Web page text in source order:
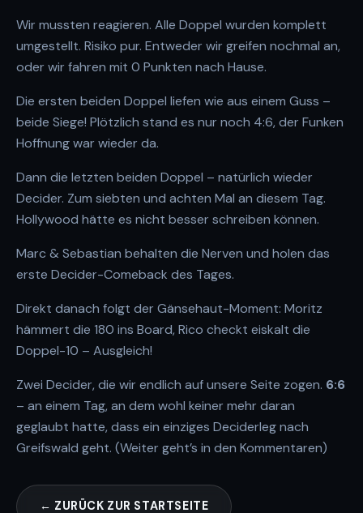
Wir mussten reagieren. Alle Doppel wurden komplett
umgestellt. Risiko pur. Entweder wir greifen nochmal an,
oder wir fahren mit 0 Punkten nach Hause.
Die ersten beiden Doppel liefen wie aus einem Guss –
beide Siege! Plötzlich stand es nur noch 4:6, der Funken
Hoffnung war wieder da.
Dann die letzten beiden Doppel – natürlich wieder
Decider. Zum siebten und achten Mal an diesem Tag.
Hollywood hätte es nicht besser schreiben können.
Marc & Sebastian behalten die Nerven und holen das
erste Decider-Comeback des Tages.
Direkt danach folgt der Gänsehaut-Moment: Moritz
hämmert die 180 ins Board, Rico checkt eiskalt die
Doppel-10 – Ausgleich!
Zwei Decider, die wir endlich auf unsere Seite zogen. 6:6
– an einem Tag, an dem wohl keiner mehr daran
geglaubt hatte, dass ein einziges Deciderleg nach
Greifswald geht. (Weiter geht’s in den Kommentaren)
← ZURÜCK ZUR STARTSEITE